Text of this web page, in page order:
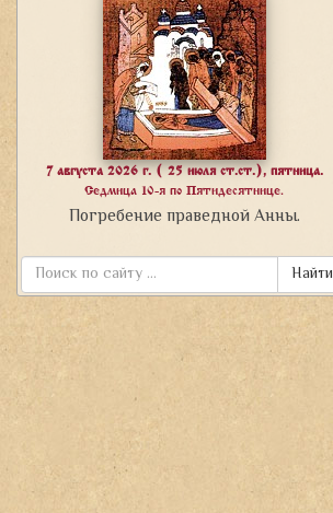
7 августа 2026 г. ( 25 июля ст.ст.), пятница.
Седмица 10-я по Пятидесятнице.
Погребение праведной Анны.
Найти